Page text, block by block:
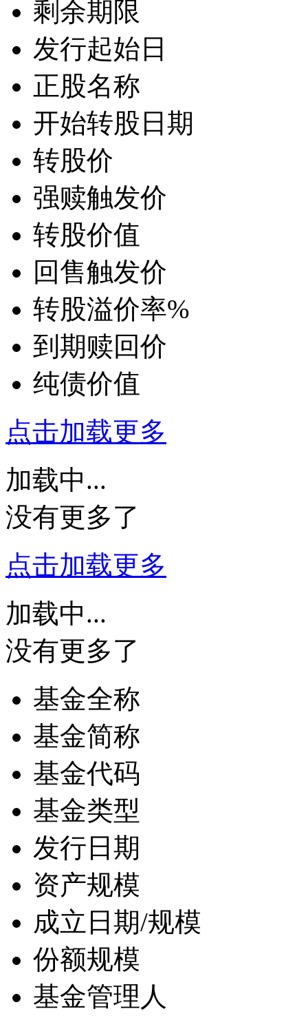
剩余期限
发行起始日
正股名称
开始转股日期
转股价
强赎触发价
转股价值
回售触发价
转股溢价率%
到期赎回价
纯债价值
点击加载更多
加载中...
没有更多了
点击加载更多
加载中...
没有更多了
基金全称
基金简称
基金代码
基金类型
发行日期
资产规模
成立日期/规模
份额规模
基金管理人